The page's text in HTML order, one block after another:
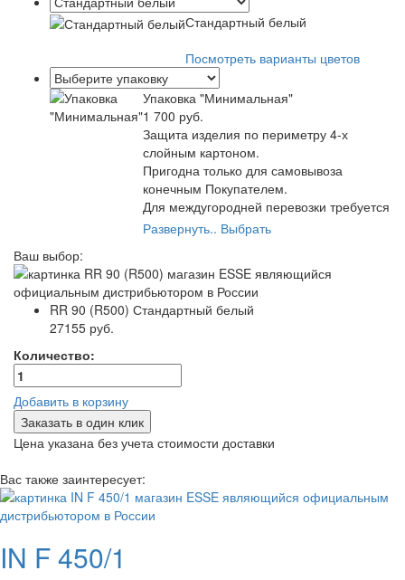
Стандартный белый
Посмотреть варианты цветов
Упаковка "Минимальная"
1 700 руб.
Защита изделия по периметру 4-х
слойным картоном.
Пригодна только для самовывоза
конечным Покупателем.
Для междугородней перевозки требуется
полная упаковка от транспортной
компании.
Развернуть.. Выбрать
Ваш выбор:
RR 90 (R500) Стандартный белый
27155 руб.
Количество:
Добавить в корзину
Заказать в один клик
Цена указана без учета стоимости доставки
Вас также заинтересует:
IN F 450/1